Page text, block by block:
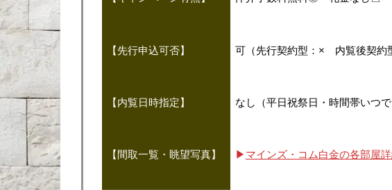
【先行申込可否】 可（先行契約型：× 内覧後契約
【内覧日時指定】 なし（平日祝祭日・時間帯いつで
【間取一覧・眺望写真】 ▶ マインズ・コム白金の各部屋